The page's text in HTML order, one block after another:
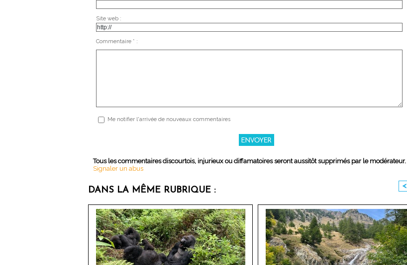
Site web :
Commentaire * :
Me notifier l'arrivée de nouveaux commentaires
Tous les commentaires discourtois, injurieux ou diffamatoires seront aussitôt supprimés par le modérateur.
Signaler un abus
DANS LA MÊME RUBRIQUE : <